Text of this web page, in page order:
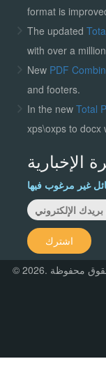
format is
The updated
with over a
New PDF
and footers.
In the new Total
xps\oxps to docx
الإخبارية
اشترك